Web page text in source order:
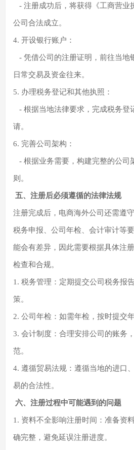
- 注册成功后，将获得《工商营业
公司合法成立。
4. 开设银行账户：
- 凭借公司的注册证明，前往当地
日常交易及资金往来。
5. 办理税务登记和其他执照：
- 根据当地法律要求，完成税务登
请。
6. 完善公司架构：
- 根据业务需要，构建完整的公司
则。
五、注册后必须遵循的法律法规
注册完成后，电商海外公司还需遵
税务申报、公司年检、会计审计等
能会有差异，因此需要根据具体注
检查和合规。
1. 税务管理：定期提交公司税务报
策。
2. 公司年检：如需年检，按时提交
3. 会计制度：合理安排公司的账务
范。
4. 遵循贸易法规：遵循当地的进口
易的合法性。
六、注册过程中可能遇到的问题
1. 资料不全影响注册时间：准备资
确完整，避免延误注册进度。